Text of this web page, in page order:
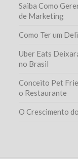
Saiba Como
de Marketing
Como Ter um
Uber Eats
no Brasil
Conceito Pet
o Restaurante
O Crescimento